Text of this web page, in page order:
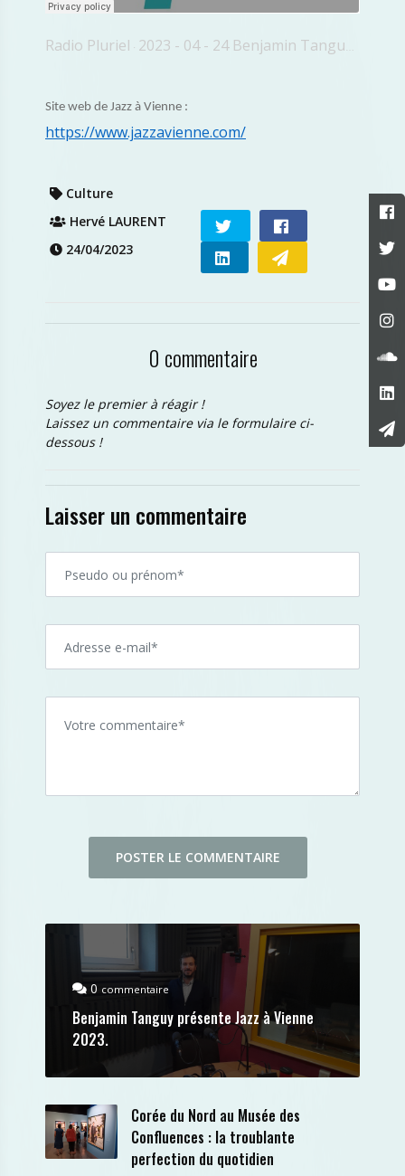
Radio Pluriel · 2023 - 04 - 24 Benjamin Tanguy Jazz A Vienne
Site web de Jazz à Vienne :
https://www.jazzavienne.com/
Culture
Hervé LAURENT
24/04/2023
0 commentaire
Soyez le premier à réagir !
Laissez un commentaire via le formulaire ci-
dessous !
Laisser un commentaire
0 commentaire
Benjamin Tanguy présente Jazz à Vienne
2023.
Corée du Nord au Musée des
Confluences : la troublante
perfection du quotidien